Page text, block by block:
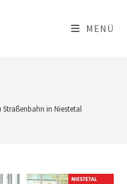
MENÜ
Straßenbahn in Niestetal